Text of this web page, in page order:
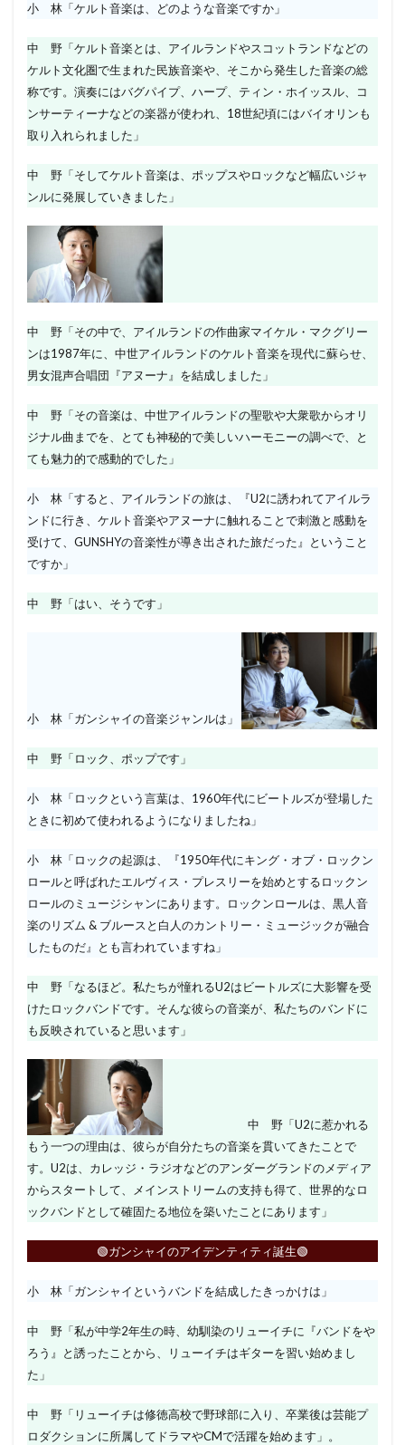
小 林「ケルト音楽は、どのような音楽ですか」
中 野「ケルト音楽とは、アイルランドやスコットランドなどの
ケルト文化圏で生まれた民族音楽や、そこから発生した音楽の総
称です。演奏にはバグパイプ、ハープ、ティン・ホイッスル、コ
ンサーティーナなどの楽器が使われ、18世紀頃にはバイオリンも
取り入れられました」
中 野「そしてケルト音楽は、ポップスやロックなど幅広いジャ
ンルに発展していきました」
中 野「その中で、アイルランドの作曲家マイケル・マクグリー
ンは1987年に、中世アイルランドのケルト音楽を現代に蘇らせ、
男女混声合唱団『アヌーナ』を結成しました」
中 野「その音楽は、中世アイルランドの聖歌や大衆歌からオリ
ジナル曲までを、とても神秘的で美しいハーモニーの調べで、と
ても魅力的で感動的でした」
小 林「すると、アイルランドの旅は、『U2に誘われてアイルラ
ンドに行き、ケルト音楽やアヌーナに触れることで刺激と感動を
受けて、GUNSHYの音楽性が導き出された旅だった』ということ
ですか」
中 野「はい、そうです」
小 林「ガンシャイの音楽ジャンルは」
中 野「ロック、ポップです」
小 林「ロックという言葉は、1960年代にビートルズが登場した
ときに初めて使われるようになりましたね」
小 林「ロックの起源は、『1950年代にキング・オブ・ロックン
ロールと呼ばれたエルヴィス・プレスリーを始めとするロックン
ロールのミュージシャンにあります。ロックンロールは、黒人音
楽のリズム & ブルースと白人のカントリー・ミュージックが融合
したものだ』とも言われていますね」
中 野「なるほど。私たちが憧れるU2はビートルズに大影響を受
けたロックバンドです。そんな彼らの音楽が、私たちのバンドに
も反映されていると思います」
中 野「U2に惹かれる
もう一つの理由は、彼らが自分たちの音楽を貫いてきたことで
す。U2は、カレッジ・ラジオなどのアンダーグランドのメディア
からスタートして、メインストリームの支持も得て、世界的なロ
ックバンドとして確固たる地位を築いたことにあります」
🟢ガンシャイのアイデンティティ誕生🟢
小 林「ガンシャイというバンドを結成したきっかけは」
中 野「私が中学2年生の時、幼馴染のリューイチに『バンドをや
ろう』と誘ったことから、リューイチはギターを習い始めまし
た」
中 野「リューイチは修徳高校で野球部に入り、卒業後は芸能プ
ロダクションに所属してドラマやCMで活躍を始めます」。